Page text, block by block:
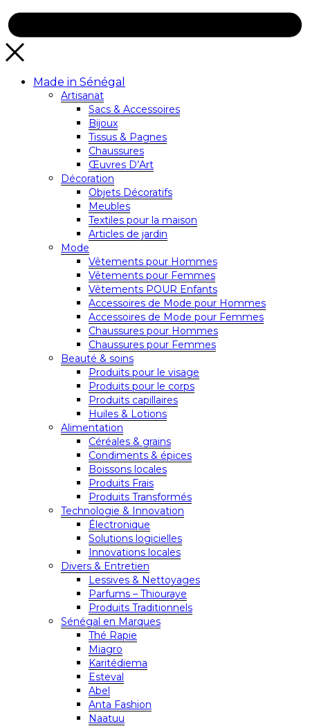
Made in Sénégal
Artisanat
Sacs & Accessoires
Bijoux
Tissus & Pagnes
Chaussures
Œuvres D’Art
Décoration
Objets Décoratifs
Meubles
Textiles pour la maison
Articles de jardin
Mode
Vêtements pour Hommes
Vêtements pour Femmes
Vêtements POUR Enfants
Accessoires de Mode pour Hommes
Accessoires de Mode pour Femmes
Chaussures pour Hommes
Chaussures pour Femmes
Beauté & soins
Produits pour le visage
Produits pour le corps
Produits capillaires
Huiles & Lotions
Alimentation
Céréales & grains
Condiments & épices
Boissons locales
Produits Frais
Produits Transformés
Technologie & Innovation
Électronique
Solutions logicielles
Innovations locales
Divers & Entretien
Lessives & Nettoyages
Parfums – Thiouraye
Produits Traditionnels
Sénégal en Marques
Thé Rapie
Miagro
Karitédiema
Esteval
Abel
Anta Fashion
Naatuu